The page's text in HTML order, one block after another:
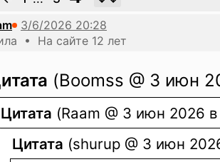
• На сайте 12 лет
(Boomss @ 3 июн
Цитата (Raam @ 3 июн 2026
Цитата (shurup @ 3 июн